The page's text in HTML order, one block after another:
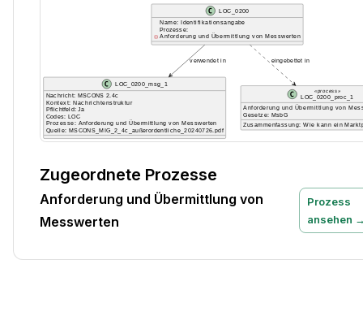
Zugeordnete Prozesse
Anforderung und Übermittlung von
Messwerten
Prozess
ansehen